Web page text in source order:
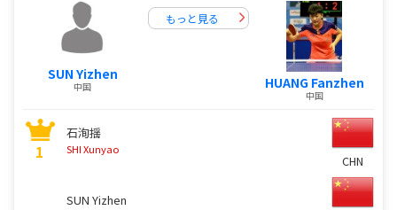
SUN Yizhen
中国
もっと見る
HUANG Fanzhen
中国
1
石洵揺
SHI Xunyao
CHN
SUN Yizhen